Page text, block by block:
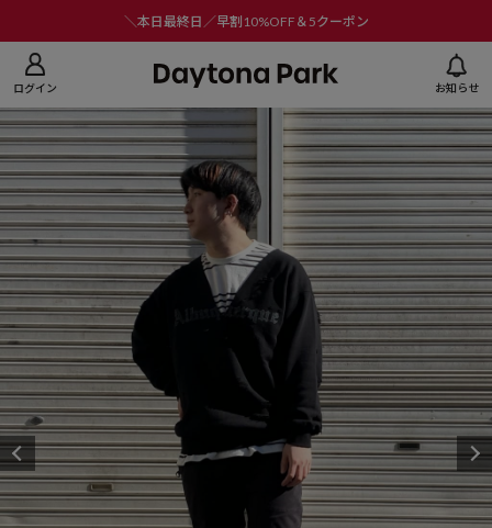
＼本日最終日／早割10%OFF＆5クーポン
ログイン お知らせ